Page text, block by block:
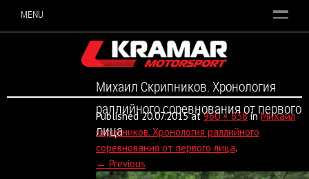
MENU
Михаил Скрипников. Хронология
раллийного соревнования от первого
лица
Published20.07.2015at960 × 638inМихаил
Скрипников. Хронология раллийного
соревнования от первого лица.
← Previous